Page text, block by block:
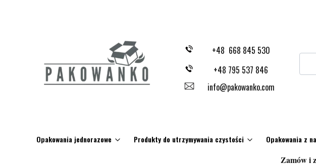
+48 668 845 530
+48 795 537 846
info@pakowanko.com
Opakowania jednorazowe Produkty do utrzymywania czystości Opakowania z
Zamów i